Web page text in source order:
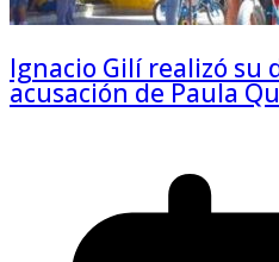
Ignacio Gilí realizó su
acusación de Paula